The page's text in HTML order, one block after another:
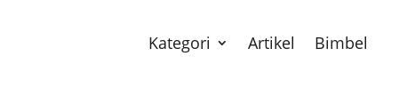
Kategori Artikel Bimbel